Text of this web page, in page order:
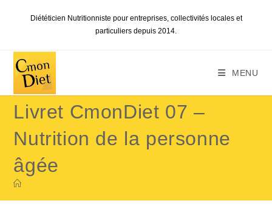
Diététicien Nutritionniste pour entreprises, collectivités locales et
particuliers depuis 2014.
MENU
Livret CmonDiet 07 –
Nutrition de la personne
âgée